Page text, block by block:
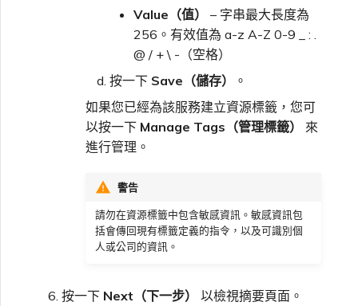
Value（值）
– 字串最大長度為
256。有效值為 a-z A-Z 0-9 _ : .
@ / + \ -（空格）
按一下 Save（儲存）
。
如果您已經為該服務建立資源標籤，您可
以按一下 Manage Tags（管理標籤）
來
進行管理。
警告
請勿在資源標籤中包含敏感資訊。敏感資訊包
括會傳回現有標籤定義的指令，以及可識別個
人或公司的資訊。
按一下 Next（下一步）
以檢視摘要頁面。